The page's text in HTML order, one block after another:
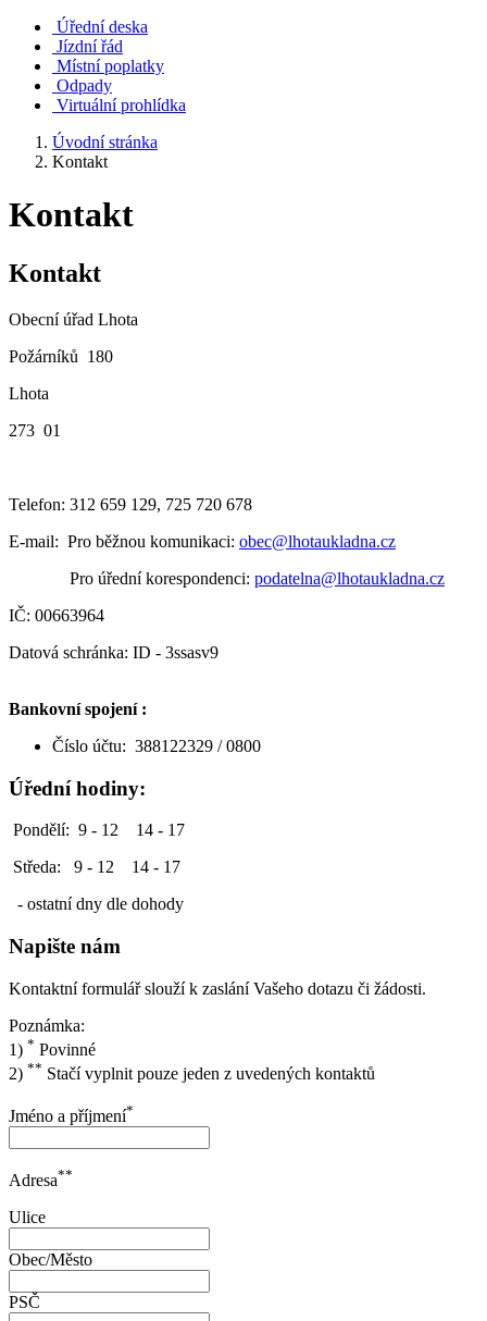
Úřední deska
Jízdní řád
Místní poplatky
Odpady
Virtuální prohlídka
Úvodní stránka
Kontakt
Kontakt
Kontakt
Obecní úřad Lhota
Požárníků 180
Lhota
273 01
Telefon: 312 659 129, 725 720 678
E-mail: Pro běžnou komunikaci: obec@lhotaukladna.cz
Pro úřední korespondenci: podatelna@lhotaukladna.cz
IČ: 00663964
Datová schránka: ID - 3ssasv9
Bankovní spojení :
Číslo účtu: 388122329 / 0800
Úřední hodiny:
Pondělí: 9 - 12 14 - 17
Středa: 9 - 12 14 - 17
- ostatní dny dle dohody
Napište nám
Kontaktní formulář slouží k zaslání Vašeho dotazu či žádosti.
Poznámka:
1) * Povinné
2) ** Stačí vyplnit pouze jeden z uvedených kontaktů
Jméno a příjmení*
Adresa**
Ulice
Obec/Město
PSČ